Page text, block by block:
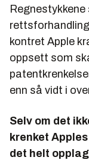
kontret Apple
oppsett som
enn så vidt i
Selv om det
krenket
det helt